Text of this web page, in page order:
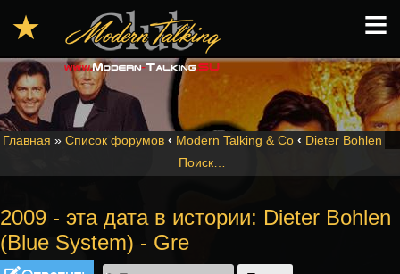
Главная » Список форумов ‹ Modern Talking & Co ‹ Dieter Bohlen
Поиск…
2009 - эта дата в истории: Dieter Bohlen
(Blue System) - Gre
Ответить
★ ≡